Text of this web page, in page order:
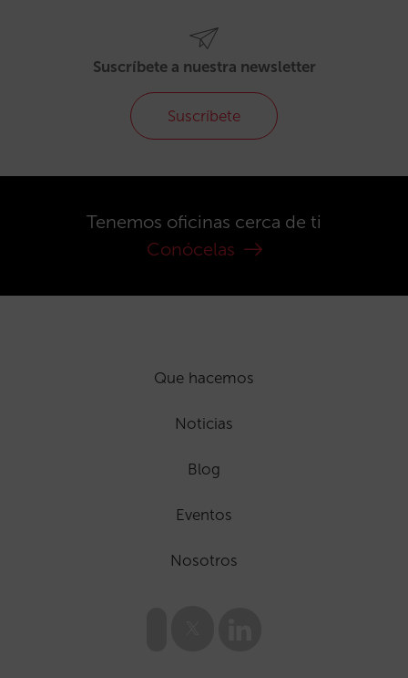
Suscríbete a nuestra newsletter
Suscríbete
Tenemos oficinas cerca de ti
Conócelas
Que hacemos
Noticias
Blog
Eventos
Nosotros